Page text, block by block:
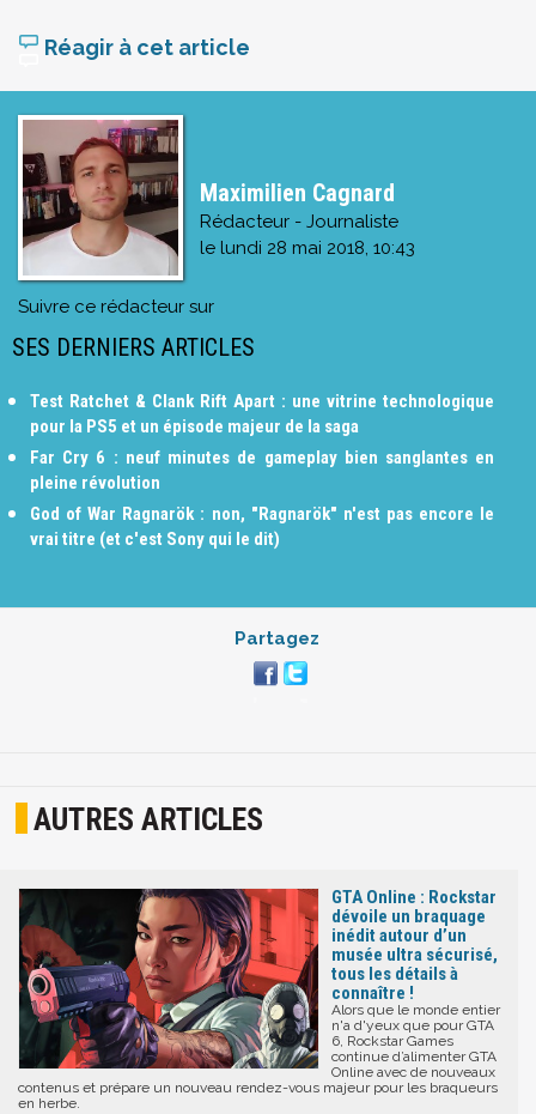
Réagir à cet article
Maximilien Cagnard
Rédacteur - Journaliste
le lundi 28 mai 2018, 10:43
Suivre ce rédacteur sur
SES DERNIERS ARTICLES
Test Ratchet & Clank Rift Apart : une vitrine technologique
pour la PS5 et un épisode majeur de la saga
Far Cry 6 : neuf minutes de gameplay bien sanglantes en
pleine révolution
God of War Ragnarök : non, "Ragnarök" n'est pas encore le
vrai titre (et c'est Sony qui le dit)
Partagez
AUTRES ARTICLES
GTA Online : Rockstar
dévoile un braquage
inédit autour d’un
musée ultra sécurisé,
tous les détails à
connaître !
Alors que le monde entier
n'a d'yeux que pour GTA
6, Rockstar Games
continue d’alimenter GTA
Online avec de nouveaux
contenus et prépare un nouveau rendez-vous majeur pour les braqueurs
en herbe.